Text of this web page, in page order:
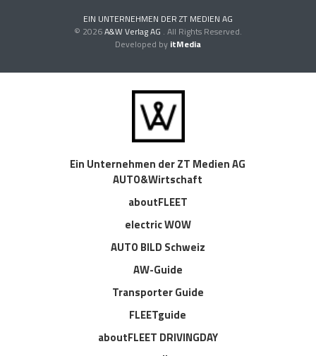
EIN UNTERNEHMEN DER ZT MEDIEN AG
© 2026A&W Verlag AG . All Rights Reserved.
Developed by itMedia
Ein Unternehmen der ZT Medien AG
AUTO&Wirtschaft
aboutFLEET
electric WOW
AUTO BILD Schweiz
AW-Guide
Transporter Guide
FLEETguide
aboutFLEET DRIVINGDAY